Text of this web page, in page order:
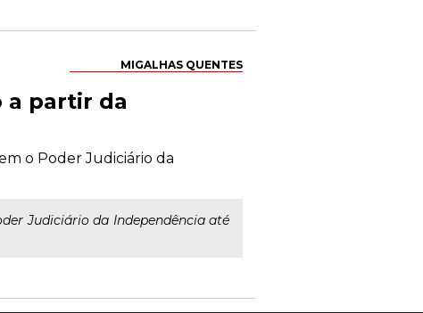
MIGALHAS QUENTES
a partir da
o Poder Judiciário da
Judiciário da Independência até